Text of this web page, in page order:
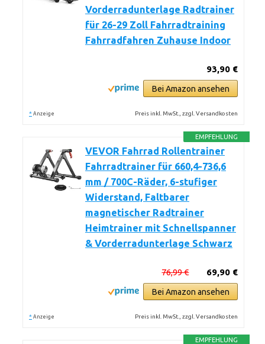
Vorderradunterlage Radtrainer
für 26-29 Zoll Fahrradtraining
Fahrradfahren Zuhause Indoor
93,90 €
Bei Amazon ansehen
* Anzeige Preis inkl. MwSt., zzgl. Versandkosten
EMPFEHLUNG
VEVOR Fahrrad Rollentrainer
Fahrradtrainer für 660,4-736,6
mm / 700C-Räder, 6-stufiger
Widerstand, Faltbarer
magnetischer Radtrainer
Heimtrainer mit Schnellspanner
& Vorderradunterlage Schwarz
69,90 €
76,99 €
Bei Amazon ansehen
* Anzeige Preis inkl. MwSt., zzgl. Versandkosten
EMPFEHLUNG